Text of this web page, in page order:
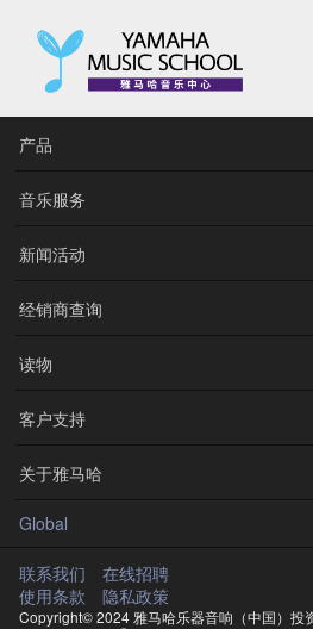
产品
音乐服务
新闻活动
经销商查询
读物
客户支持
关于雅马哈
Global
联系我们
在线招聘
使用条款
隐私政策
Copyright© 2024 雅马哈乐器音响（中国）投